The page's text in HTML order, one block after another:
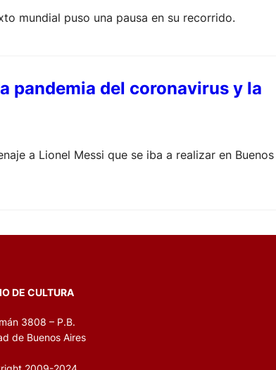
mundial puso una pausa en su recorrido.
pandemia del coronavirus y la
a Lionel Messi que se iba a realizar en Buenos
DE CULTURA
3808 – P.B.
de Buenos Aires